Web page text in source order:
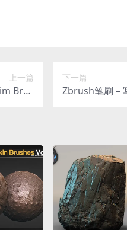
上一篇
Brus
下一篇
Zbrush笔刷 –